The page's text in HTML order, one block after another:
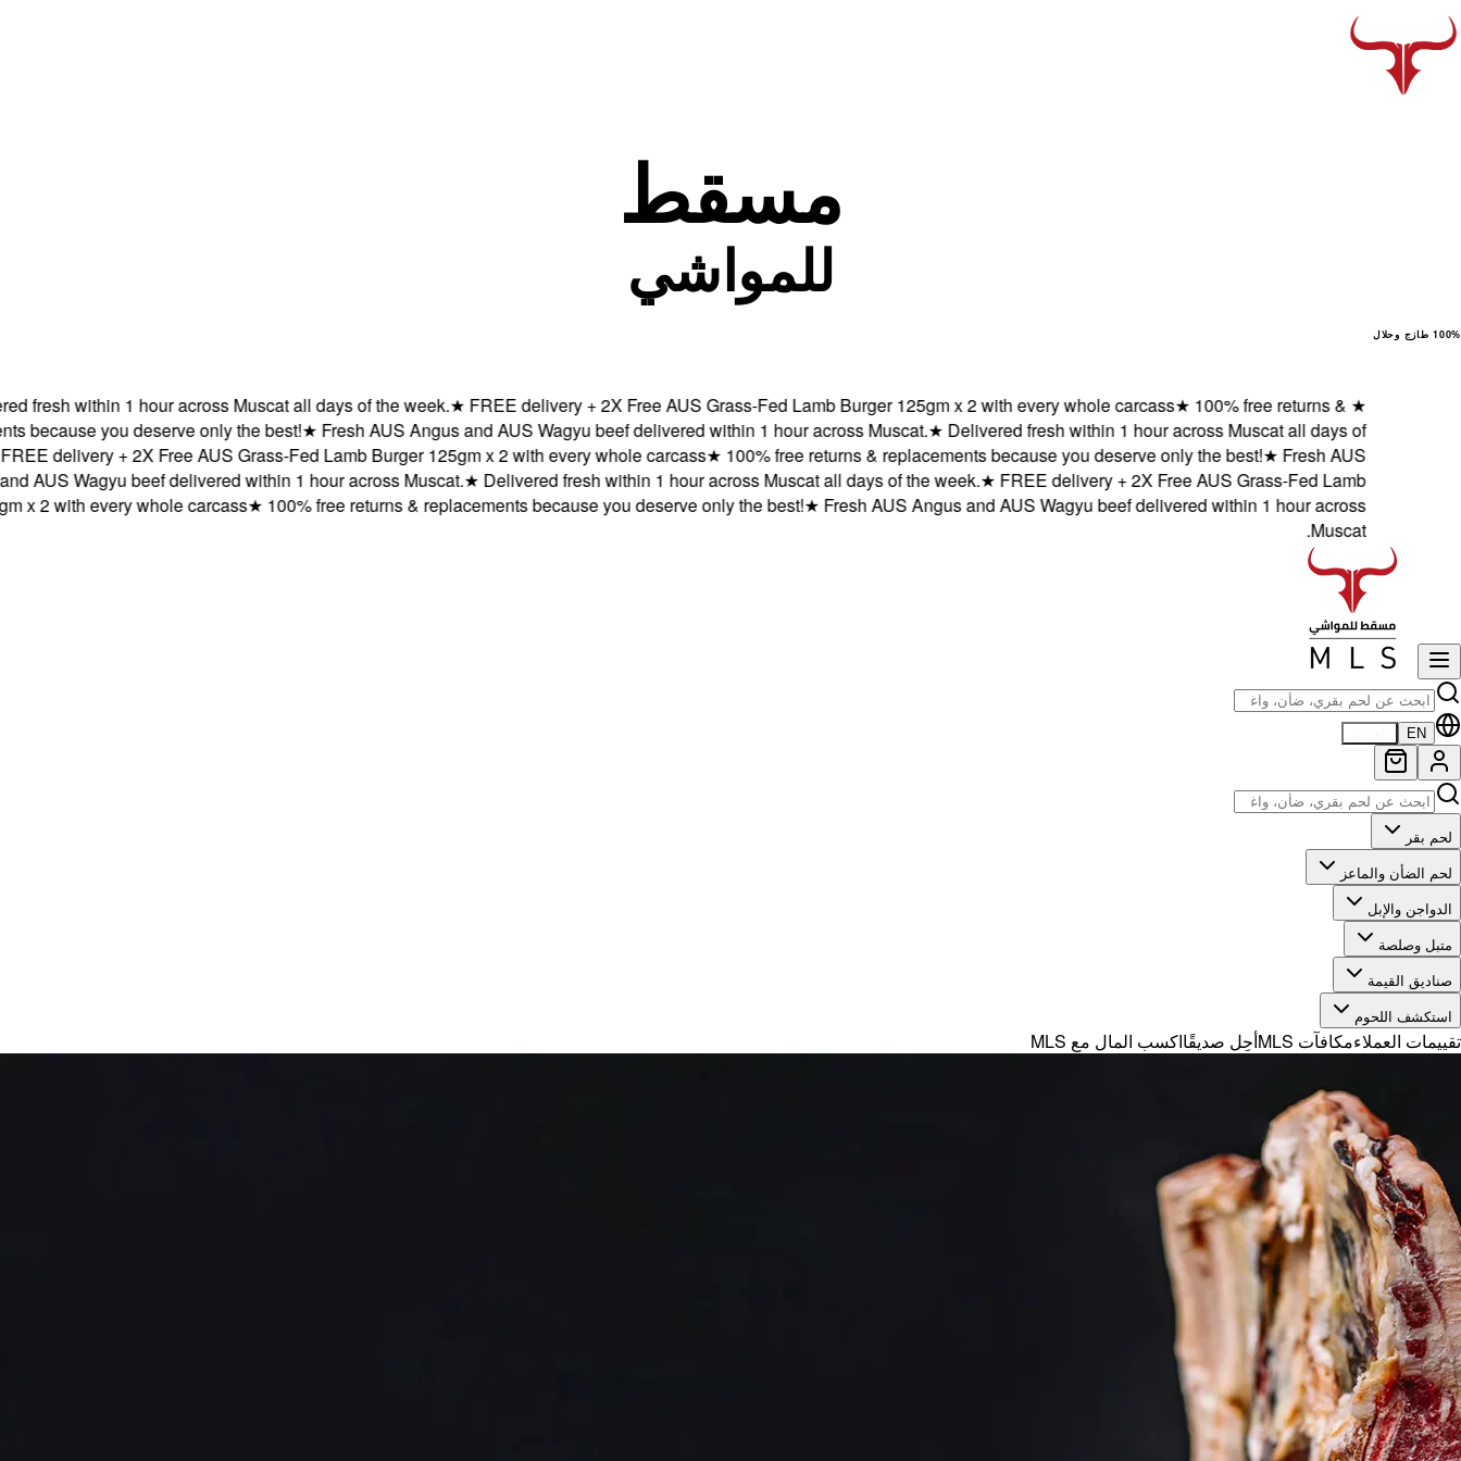
مسقط
للمواشي
100% طازج وحلال
★
within 1 hour across Muscat all days of the week.★FREE delivery + 2X Free AUS Grass-Fed Lamb Burger 125gm x 2 with every whole carcass★100% free returns &
you deserve only the best!★Fresh AUS Angus and AUS Wagyu beef delivered within 1 hour across Muscat.★Delivered fresh within 1 hour across Muscat all days of
delivery + 2X Free AUS Grass-Fed Lamb Burger 125gm x 2 with every whole carcass★100% free returns & replacements because you deserve only the best!★Fresh AUS
Wagyu beef delivered within 1 hour across Muscat.★Delivered fresh within 1 hour across Muscat all days of the week.★FREE delivery + 2X Free AUS Grass-Fed Lamb
with every whole carcass★100% free returns & replacements because you deserve only the best!★Fresh AUS Angus and AUS Wagyu beef delivered within 1 hour across
Muscat.
EN
لحم بقر
لحم الضأن والماعز
الدواجن والإبل
متبل وصلصة
صناديق القيمة
استكشف اللحوم
تقييمات العملاءمكافآت MLS أحِل صديقًااكسب المال مع MLS